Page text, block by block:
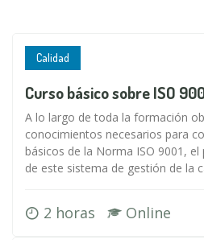
Calidad
Curso básico sobre ISO
A lo largo de toda la formación
conocimientos necesarios para
básicos de la Norma ISO 9001,
de este sistema de gestión de la
2 horas Online